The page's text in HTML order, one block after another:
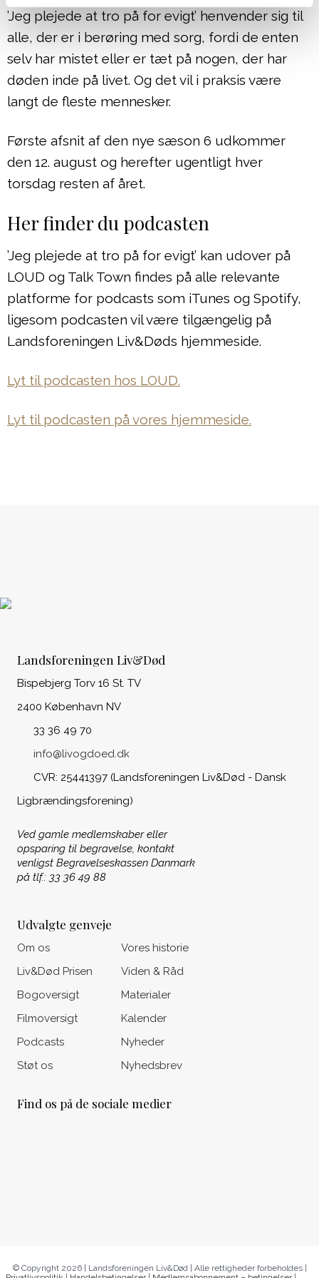
’Jeg plejede at tro på for evigt’ henvender sig til
alle, der er i berøring med sorg, fordi de enten
selv har mistet eller er tæt på nogen, der har
døden inde på livet. Og det vil i praksis være
langt de fleste mennesker.
Første afsnit af den nye sæson 6 udkommer
den 12. august og herefter ugentligt hver
torsdag resten af året.
Her finder du podcasten
’Jeg plejede at tro på for evigt’ kan udover på
LOUD og Talk Town findes på alle relevante
platforme for podcasts som iTunes og Spotify,
ligesom podcasten vil være tilgængelig på
Landsforeningen Liv&Døds hjemmeside.
Lyt til podcasten hos LOUD.
Lyt til podcasten på vores hjemmeside.
Landsforeningen Liv&Død
Bispebjerg Torv 16 St. TV
2400 København NV
33 36 49 70
info@livogdoed.dk
CVR: 25441397 (Landsforeningen Liv&Død - Dansk
Ligbrændingsforening)
Ved gamle medlemskaber eller
opsparing til begravelse, kontakt
venligst Begravelseskassen Danmark
på tlf.: 33 36 49 88
Udvalgte genveje
Om os
Liv&Død Prisen
Bogoversigt
Filmoversigt
Podcasts
Støt os
Vores historie
Viden & Råd
Materialer
Kalender
Nyheder
Nyhedsbrev
Find os på de sociale medier
© Copyright 2026 | Landsforeningen Liv&Død | Alle rettigheder forbeholdes |